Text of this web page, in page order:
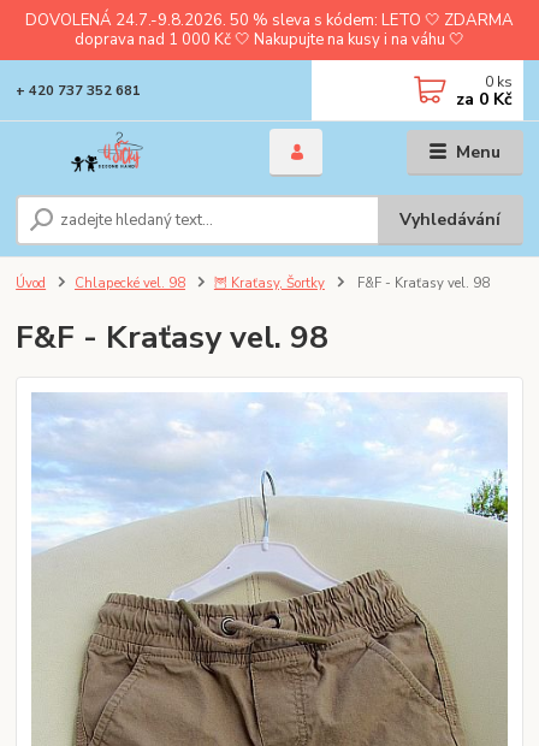
DOVOLENÁ 24.7.-9.8.2026. 50 % sleva s kódem: LETO 🤍 ZDARMA
doprava nad 1 000 Kč 🤍 Nakupujte na kusy i na váhu 🤍
Menu
Vyhledávání
+ 420 737 352 681 0 ks
za 0 Kč
Úvod Chlapecké vel. 98 🦉 Kraťasy, Šortky F&F - Kraťasy vel. 98
F&F - Kraťasy vel. 98